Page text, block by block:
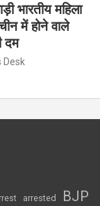
भारतीय महिला
में होने वाले
दम
Desk
arrested BJP